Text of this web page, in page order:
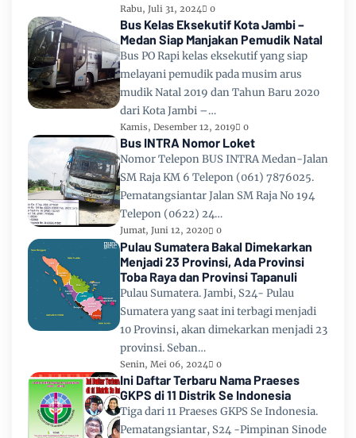
Rabu, Juli 31, 2024 0
Bus Kelas Eksekutif Kota Jambi –
Medan Siap Manjakan Pemudik Natal
Bus PO Rapi kelas eksekutif yang siap
melayani pemudik pada musim arus
mudik Natal 2019 dan Tahun Baru 2020
dari Kota Jambi –…
Kamis, Desember 12, 2019 0
Bus INTRA Nomor Loket
Nomor Telepon BUS INTRA Medan-Jalan
SM Raja KM 6 Telepon (061) 7876025.
Pematangsiantar Jalan SM Raja No 194
Telepon (0622) 24…
Jumat, Juni 12, 2020 0
Pulau Sumatera Bakal Dimekarkan
Menjadi 23 Provinsi, Ada Provinsi
Toba Raya dan Provinsi Tapanuli
Pulau Sumatera. Jambi, S24- Pulau
Sumatera yang saat ini terbagi menjadi
10 Provinsi, akan dimekarkan menjadi 23
provinsi. Seban…
Senin, Mei 06, 2024 0
Ini Daftar Terbaru Nama Praeses
GKPS di 11 Distrik Se Indonesia
Tiga dari 11 Praeses GKPS Se Indonesia.
Pematangsiantar, S24 -Pimpinan Sinode